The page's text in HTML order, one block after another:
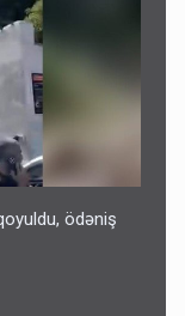
ödəniş